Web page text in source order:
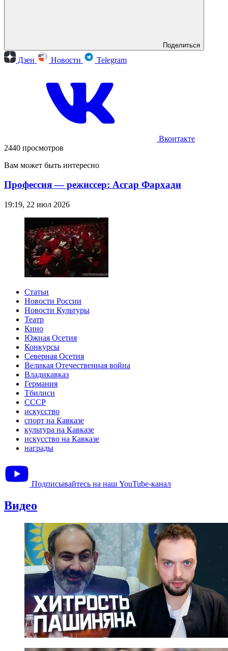
Поделиться
Дзен Новости Telegram
Вконтакте
2440 просмотров
Вам может быть интересно
Профессия — режиссер: Асгар Фархади
19:19, 22 июл 2026
Статьи
Новости России
Новости Культуры
Театр
Кино
Южная Осетия
Конкурсы
Северная Осетия
Великая Отечественная война
Владикавказ
Германия
Тбилиси
СССР
искусство
спорт на Кавказе
культура на Кавказе
искусство на Кавказе
награды
Подписывайтесь на наш YouTube-канал
Видео